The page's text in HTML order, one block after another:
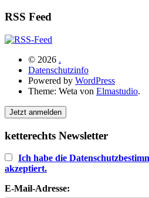
RSS Feed
© 2026 .
Datenschutzinfo
Powered by WordPress
Theme: Weta von Elmastudio.
Jetzt anmelden
ketterechts Newsletter
Ich habe die
akzeptiert.
E-Mail-Adresse: